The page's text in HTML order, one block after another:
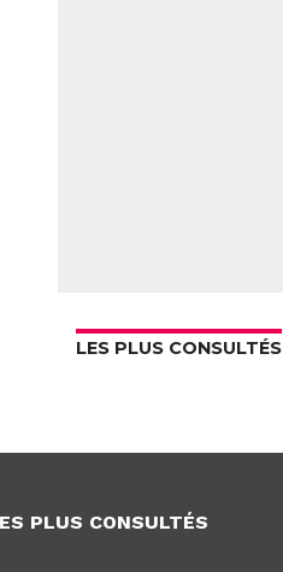
LES PLUS CONSULTÉS
PLUS CONSULTÉS